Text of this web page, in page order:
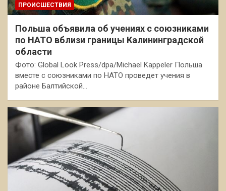
ПРОИСШЕСТВИЯ
Польша объявила об учениях с союзниками
по НАТО вблизи границы Калининградской
области
Фото: Global Look Press/dpa/Michael Kappeler Польша
вместе с союзниками по НАТО проведет учения в
районе Балтийской…